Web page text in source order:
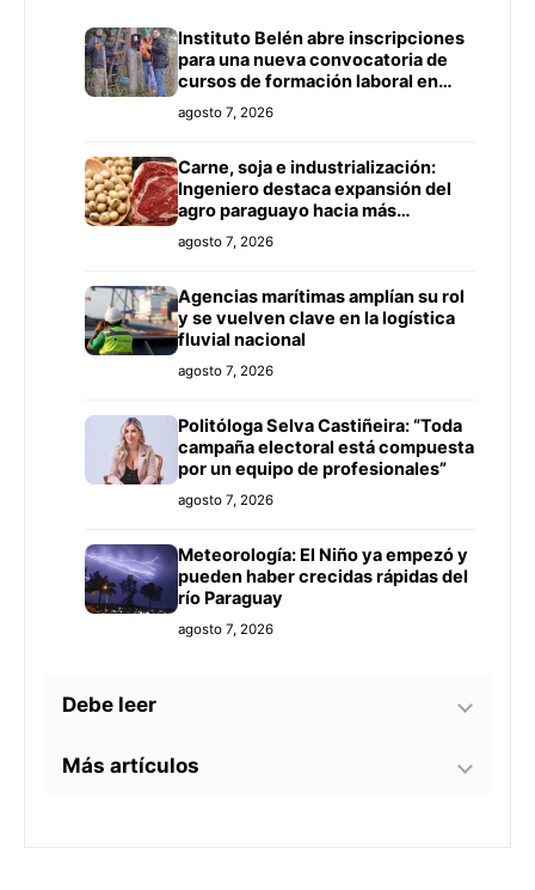
Instituto Belén abre inscripciones
para una nueva convocatoria de
cursos de formación laboral en
Concepción
agosto 7, 2026
Carne, soja e industrialización:
Ingeniero destaca expansión del
agro paraguayo hacia más
mercados
agosto 7, 2026
Agencias marítimas amplían su rol
y se vuelven clave en la logística
fluvial nacional
agosto 7, 2026
Politóloga Selva Castiñeira: “Toda
campaña electoral está compuesta
por un equipo de profesionales”
agosto 7, 2026
Meteorología: El Niño ya empezó y
pueden haber crecidas rápidas del
río Paraguay
agosto 7, 2026
Debe leer
Tecnología y BIM ganan terreno en
Más artículos